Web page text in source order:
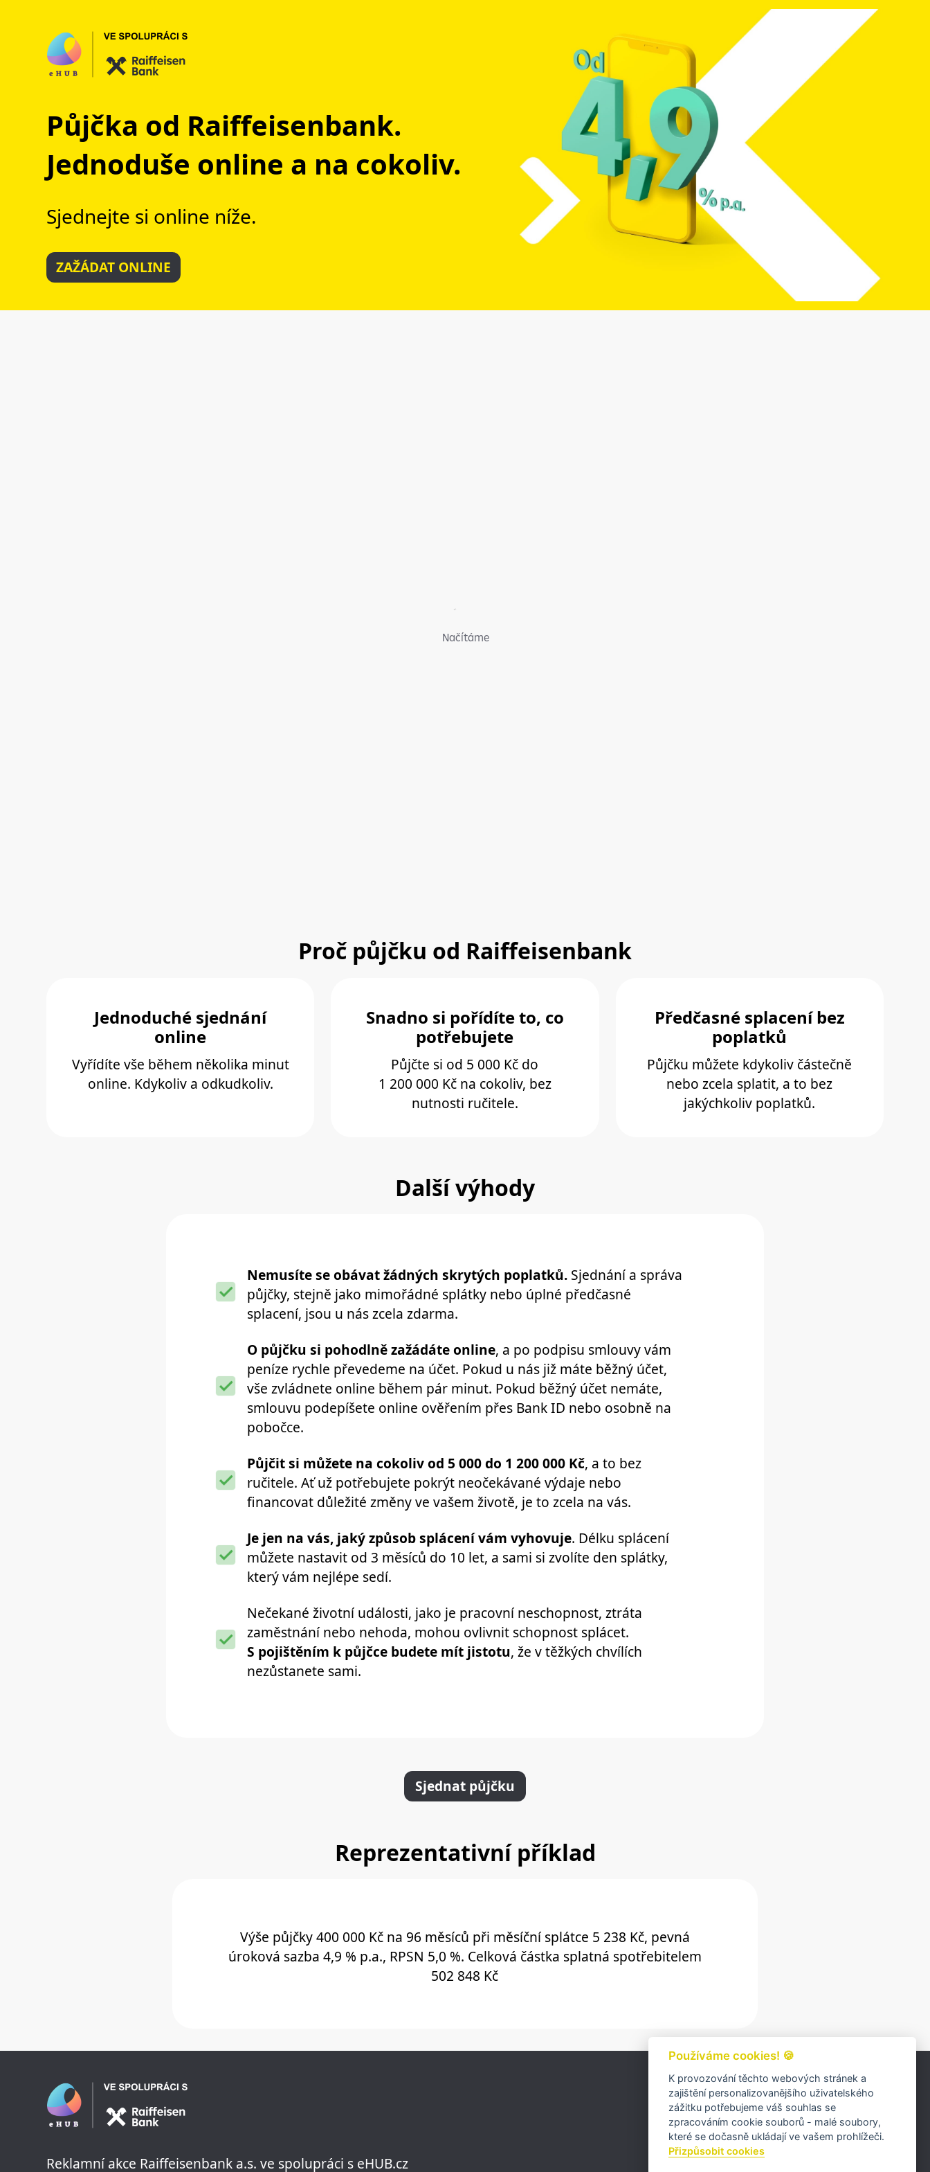
Půjčka od Raiffeisenbank.
Jednoduše online a na cokoliv.
Sjednejte si online níže.
ZAŽÁDAT ONLINE
Proč půjčku od Raiffeisenbank
Jednoduché sjednání
online
Vyřídíte vše během několika minut
online. Kdykoliv a odkudkoliv.
Snadno si pořídíte to, co
potřebujete
Půjčte si od 5 000 Kč do
1 200 000 Kč na cokoliv, bez
nutnosti ručitele.
Předčasné splacení bez
poplatků
Půjčku můžete kdykoliv částečně
nebo zcela splatit, a to bez
jakýchkoliv poplatků.
Další výhody
Nemusíte se obávat žádných skrytých poplatků. Sjednání a správa
půjčky, stejně jako mimořádné splátky nebo úplné předčasné
splacení, jsou u nás zcela zdarma.
O půjčku si pohodlně zažádáte online, a po podpisu smlouvy vám
peníze rychle převedeme na účet. Pokud u nás již máte běžný účet,
vše zvládnete online během pár minut. Pokud běžný účet nemáte,
smlouvu podepíšete online ověřením přes Bank ID nebo osobně na
pobočce.
Půjčit si můžete na cokoliv od 5 000 do 1 200 000 Kč, a to bez
ručitele. Ať už potřebujete pokrýt neočekávané výdaje nebo
financovat důležité změny ve vašem životě, je to zcela na vás.
Je jen na vás, jaký způsob splácení vám vyhovuje. Délku splácení
můžete nastavit od 3 měsíců do 10 let, a sami si zvolíte den splátky,
který vám nejlépe sedí.
Nečekané životní události, jako je pracovní neschopnost, ztráta
zaměstnání nebo nehoda, mohou ovlivnit schopnost splácet.
S pojištěním k půjčce budete mít jistotu, že v těžkých chvílích
nezůstanete sami.
Sjednat půjčku
Reprezentativní příklad
Výše půjčky 400 000 Kč na 96 měsíců při měsíční splátce 5 238 Kč, pevná
úroková sazba 4,9 % p.a., RPSN 5,0 %. Celková částka splatná spotřebitelem
502 848 Kč
Reklamní akce Raiffeisenbank a.s. ve spolupráci s eHUB.cz
Používáme cookies! 🍪
K provozování těchto webových stránek a
zajištění personalizovanějšího uživatelského
zážitku potřebujeme váš souhlas se
zpracováním cookie souborů - malé soubory,
které se dočasně ukládají ve vašem prohlížeči.
Přizpůsobit cookies